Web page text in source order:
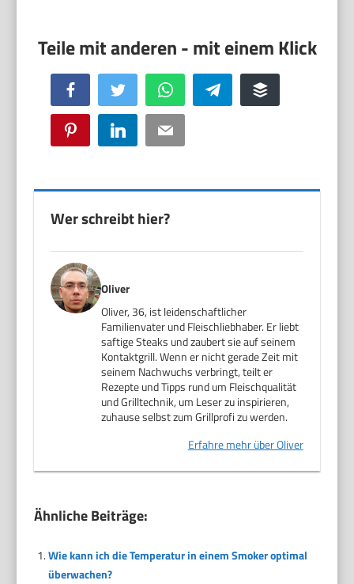
Facebook Twitter WhatsApp Telegram Buffer
Pinterest LinkedIn Email
Wer schreibt hier?
Oliver
Oliver, 36, ist leidenschaftlicher
Familienvater und Fleischliebhaber. Er liebt
saftige Steaks und zaubert sie auf seinem
Kontaktgrill. Wenn er nicht gerade Zeit mit
seinem Nachwuchs verbringt, teilt er
Rezepte und Tipps rund um Fleischqualität
und Grilltechnik, um Leser zu inspirieren,
zuhause selbst zum Grillprofi zu werden.
Erfahre mehr über Oliver
Ähnliche Beiträge:
Wie kann ich die Temperatur in einem Smoker optimal
überwachen?